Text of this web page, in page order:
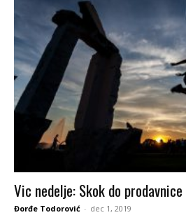
Vic nedelje: Skok do prodavnice
Đorđe Todorović - dec 1, 2019